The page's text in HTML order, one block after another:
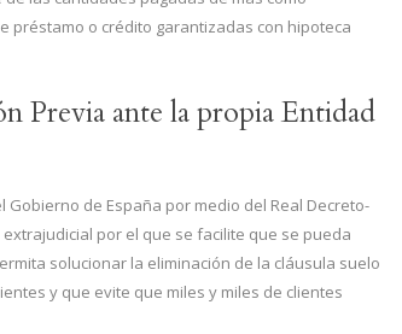
préstamo o crédito garantizadas con hipoteca
Previa ante la propia Entidad
Gobierno de España por medio del Real Decreto-
por el que se facilite que se pueda
solucionar la eliminación de la cláusula suelo
y que evite que miles y miles de clientes